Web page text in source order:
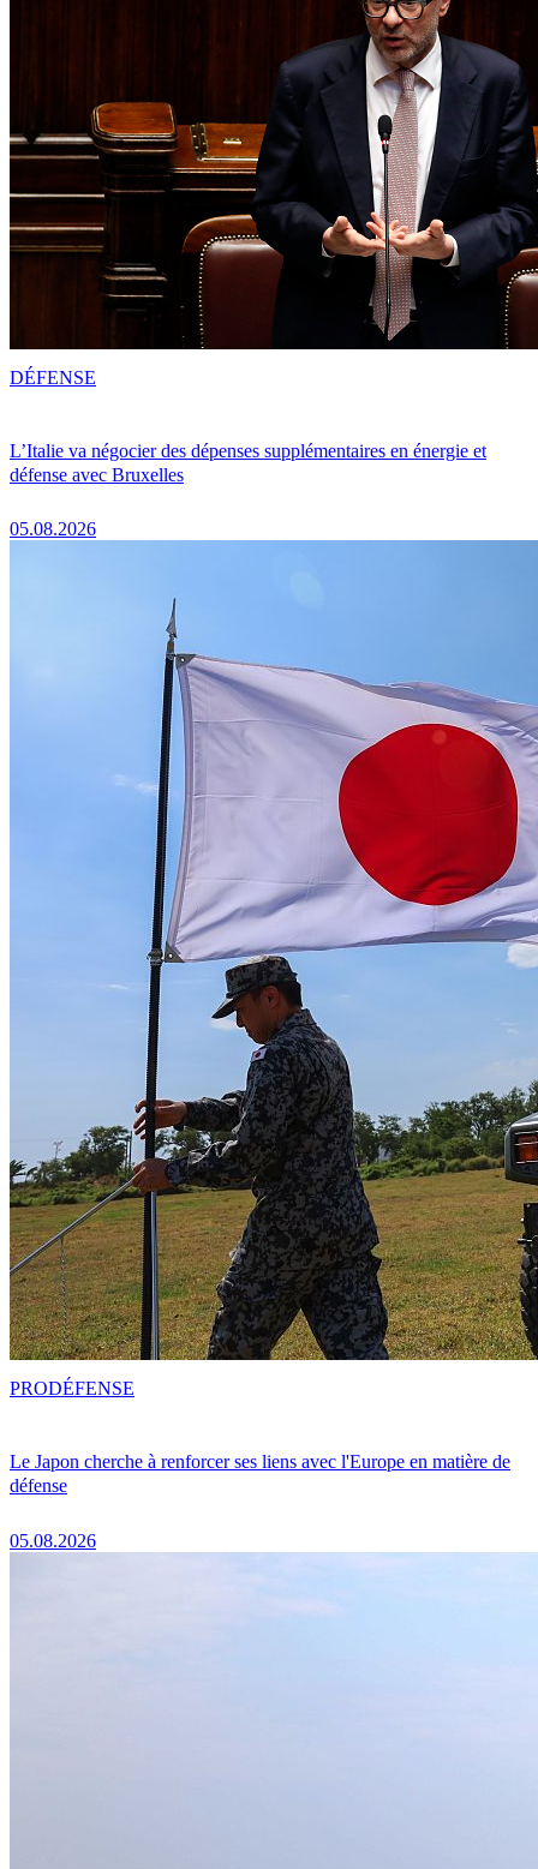
L’Italie va négocier des dépenses supplémentaires en énergie et
défense avec Bruxelles
05.08.2026
DÉFENSE
Le Japon cherche à renforcer ses liens avec l'Europe en matière de
défense
05.08.2026
PRODÉFENSE